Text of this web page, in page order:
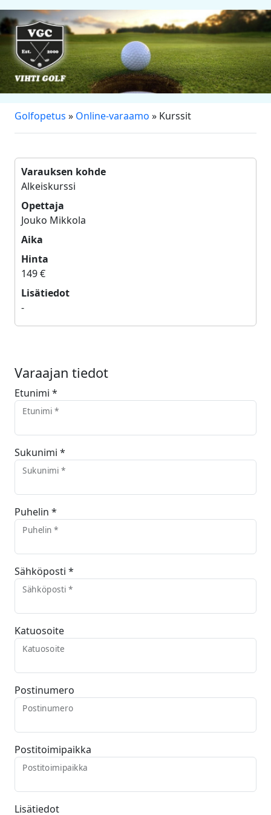
Golfopetus » Online-varaamo » Kurssit
Varauksen kohde
Alkeiskurssi
Opettaja
Jouko Mikkola
Aika
Hinta
149 €
Lisätiedot
-
Varaajan tiedot
Etunimi *
Etunimi *
Sukunimi *
Sukunimi *
Puhelin *
Puhelin *
Sähköposti *
Sähköposti *
Katuosoite
Katuosoite
Postinumero
Postinumero
Postitoimipaikka
Postitoimipaikka
Lisätiedot